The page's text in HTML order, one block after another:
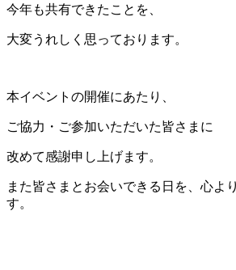
今年も共有できたことを、
大変うれしく思っております。
本イベントの開催にあたり、
ご協力・ご参加いただいた皆さまに
改めて感謝申し上げます。
また皆さまとお会いできる日を、心よ
す。